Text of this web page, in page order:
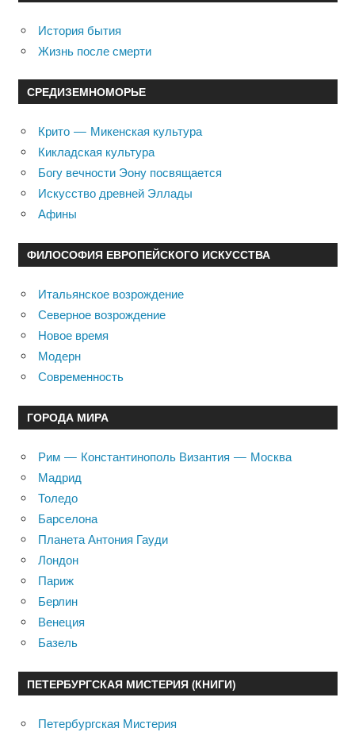
История бытия
Жизнь после смерти
СРЕДИЗЕМНОМОРЬЕ
Крито — Микенская культура
Кикладская культура
Богу вечности Эону посвящается
Искусство древней Эллады
Афины
ФИЛОСОФИЯ ЕВРОПЕЙСКОГО ИСКУССТВА
Итальянское возрождение
Северное возрождение
Новое время
Модерн
Современность
ГОРОДА МИРА
Рим — Константинополь Византия — Москва
Мадрид
Толедо
Барселона
Планета Антония Гауди
Лондон
Париж
Берлин
Венеция
Базель
ПЕТЕРБУРГСКАЯ МИСТЕРИЯ (КНИГИ)
Петербургская Мистерия